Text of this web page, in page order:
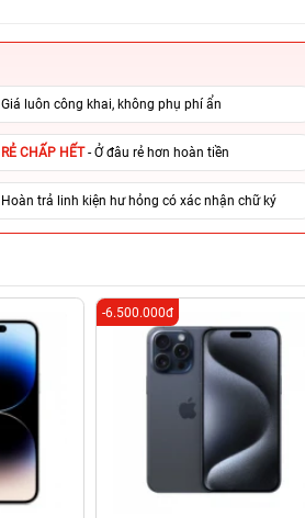
Giá luôn công khai, không phụ phí ẩn
RẺ CHẤP HẾT- Ở đâu rẻ hơn hoàn tiền
Hoàn trả linh kiện hư hỏng có xác nhận chữ ký
-6.500.000đ